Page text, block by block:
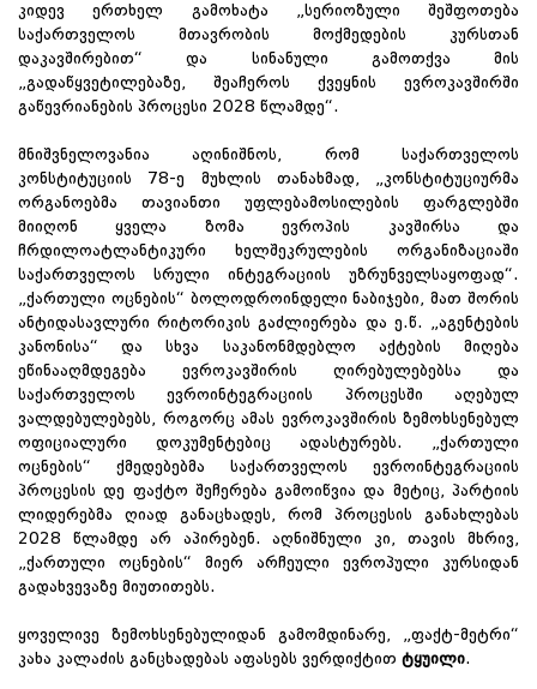
კიდევ ერთხელ გამოხატა „სერიოზული შეშფოთება
საქართველოს მთავრობის მოქმედების კურსთან
დაკავშირებით“ და სინანული გამოთქვა მის
„გადაწყვეტილებაზე, შეაჩეროს ქვეყნის ევროკავშირში
გაწევრიანების პროცესი 2028 წლამდე“.
მნიშვნელოვანია აღინიშნოს, რომ საქართველოს
კონსტიტუციის 78-ე მუხლის თანახმად, „კონსტიტუციურმა
ორგანოებმა თავიანთი უფლებამოსილების ფარგლებში
მიიღონ ყველა ზომა ევროპის კავშირსა და
ჩრდილოატლანტიკური ხელშეკრულების ორგანიზაციაში
საქართველოს სრული ინტეგრაციის უზრუნველსაყოფად“.
„ქართული ოცნების“ ბოლოდროინდელი ნაბიჯები, მათ შორის
ანტიდასავლური რიტორიკის გაძლიერება და ე.წ. „აგენტების
კანონისა“ და სხვა საკანონმდებლო აქტების მიღება
ეწინააღმდეგება ევროკავშირის ღირებულებებსა და
საქართველოს ევროინტეგრაციის პროცესში აღებულ
ვალდებულებებს, როგორც ამას ევროკავშირის ზემოხსენებულ
ოფიციალური დოკუმენტებიც ადასტურებს. „ქართული
ოცნების“ ქმედებებმა საქართველოს ევროინტეგრაციის
პროცესის დე ფაქტო შეჩერება გამოიწვია და მეტიც, პარტიის
ლიდერებმა ღიად განაცხადეს, რომ პროცესის განახლებას
2028 წლამდე არ აპირებენ. აღნიშნული კი, თავის მხრივ,
„ქართული ოცნების“ მიერ არჩეული ევროპული კურსიდან
გადახვევაზე მიუთითებს.
ყოველივე ზემოხსენებულიდან გამომდინარე, „ფაქტ-მეტრი“
კახა კალაძის განცხადებას აფასებს ვერდიქტით ტყუილი.